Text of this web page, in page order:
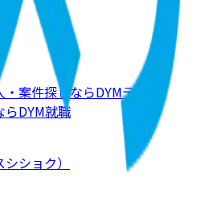
案件探しならDYMテック
DYM就職
ショク）